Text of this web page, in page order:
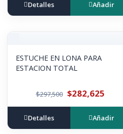
Detalles Añadir
ESTUCHE EN LONA PARA
ESTACION TOTAL
$297,500 $282,625
Detalles Añadir